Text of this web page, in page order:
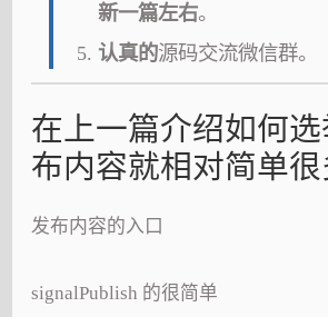
新一篇左右。
认真的源码交流微信群。
在上一篇介绍如何
布内容就相对简单很
发布内容的入口
signalPublish 的很简单